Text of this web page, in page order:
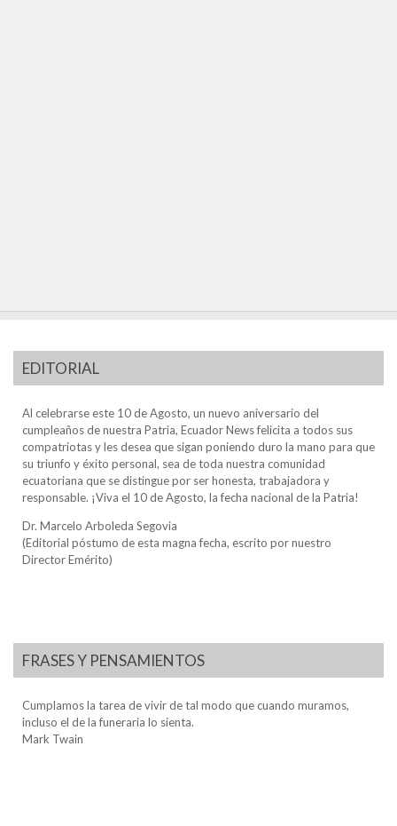
EDITORIAL
Al celebrarse este 10 de Agosto, un nuevo aniversario del
cumpleaños de nuestra Patria, Ecuador News felicita a todos sus
compatriotas y les desea que sigan poniendo duro la mano para que
su triunfo y éxito personal, sea de toda nuestra comunidad
ecuatoriana que se distingue por ser honesta, trabajadora y
responsable. ¡Viva el 10 de Agosto, la fecha nacional de la Patria!
Dr. Marcelo Arboleda Segovia
(Editorial póstumo de esta magna fecha, escrito por nuestro
Director Emérito)
FRASES Y PENSAMIENTOS
Cumplamos la tarea de vivir de tal modo que cuando muramos,
incluso el de la funeraria lo sienta.
Mark Twain